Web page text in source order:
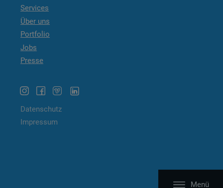
Menü
Services
Über uns
Portfolio
Jobs
Presse
Datenschutz
Impressum